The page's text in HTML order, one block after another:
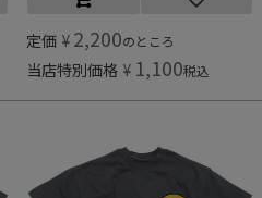
定価 ¥ 2,200のところ
当店特別価格 ¥ 1,100税込